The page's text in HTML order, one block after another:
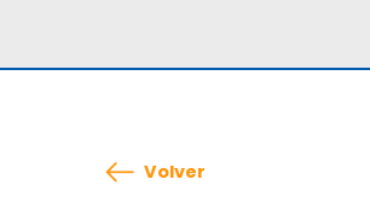
Volver